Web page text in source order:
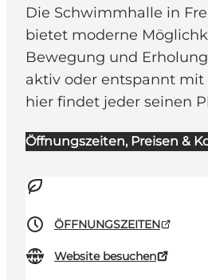
Die Schwimmhalle in
bietet moderne
Bewegung und
aktiv oder entspannt mit
hier findet jeder seinen
Öffnungszeiten, Preisen &
ÖFFNUNGSZEITEN
Website besuchen